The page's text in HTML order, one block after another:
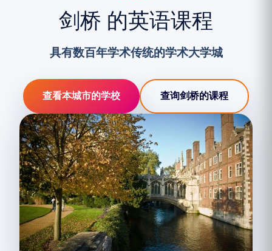
剑桥 的英语课程
具有数百年学术传统的学术大学城
查看本城市的学校 查询剑桥的课程